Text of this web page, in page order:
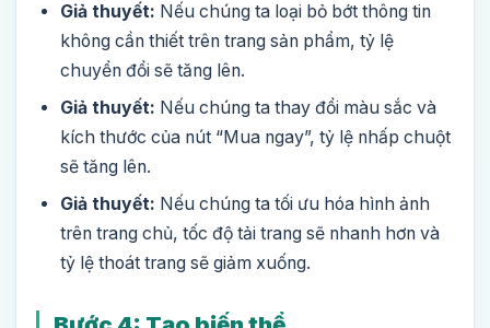
Giả thuyết: Nếu chúng ta loại bỏ bớt thông tin
không cần thiết trên trang sản phẩm, tỷ lệ
chuyển đổi sẽ tăng lên.
Giả thuyết: Nếu chúng ta thay đổi màu sắc và
kích thước của nút “Mua ngay”, tỷ lệ nhấp chuột
sẽ tăng lên.
Giả thuyết: Nếu chúng ta tối ưu hóa hình ảnh
trên trang chủ, tốc độ tải trang sẽ nhanh hơn và
tỷ lệ thoát trang sẽ giảm xuống.